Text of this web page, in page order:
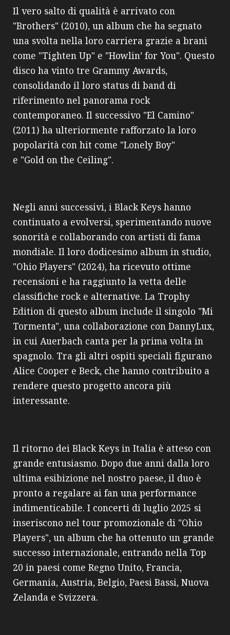
Il vero salto di qualità è arrivato con
"Brothers" (2010), un album che ha segnato
una svolta nella loro carriera grazie a brani
come "Tighten Up" e "Howlin’ for You". Questo
disco ha vinto tre Grammy Awards,
consolidando il loro status di band di
riferimento nel panorama rock
contemporaneo. Il successivo "El Camino"
(2011) ha ulteriormente rafforzato la loro
popolarità con hit come "Lonely Boy"
e "Gold on the Ceiling".
Negli anni successivi, i Black Keys hanno
continuato a evolversi, sperimentando nuove
sonorità e collaborando con artisti di fama
mondiale. Il loro dodicesimo album in studio,
"Ohio Players" (2024), ha ricevuto ottime
recensioni e ha raggiunto la vetta delle
classifiche rock e alternative. La Trophy
Edition di questo album include il singolo "Mi
Tormenta", una collaborazione con DannyLux,
in cui Auerbach canta per la prima volta in
spagnolo. Tra gli altri ospiti speciali figurano
Alice Cooper e Beck, che hanno contribuito a
rendere questo progetto ancora più
interessante.
Il ritorno dei Black Keys in Italia è atteso con
grande entusiasmo. Dopo due anni dalla loro
ultima esibizione nel nostro paese, il duo è
pronto a regalare ai fan una performance
indimenticabile. I concerti di luglio 2025 si
inseriscono nel tour promozionale di "Ohio
Players", un album che ha ottenuto un grande
successo internazionale, entrando nella Top
20 in paesi come Regno Unito, Francia,
Germania, Austria, Belgio, Paesi Bassi, Nuova
Zelanda e Svizzera.